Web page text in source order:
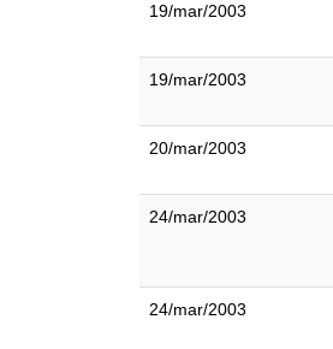
19/mar/2003
19/mar/2003
20/mar/2003
24/mar/2003
24/mar/2003